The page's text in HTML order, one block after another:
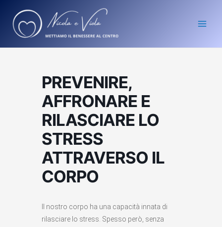
contenuto
PREVENIRE,
AFFRONARE E
RILASCIARE LO
STRESS
ATTRAVERSO IL
CORPO
Il nostro corpo ha una capacità innata di
rilasciare lo stress. Spesso però, senza